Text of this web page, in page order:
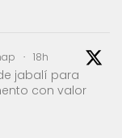
· 18h
jabalí para
con valor